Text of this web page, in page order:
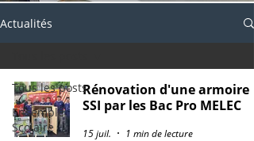
Actualités
Tous les posts
Ensemble
Scolaire
Rénovation d'une armoire
SSI par les Bac Pro MELEC
15 juil. 1 min de lecture